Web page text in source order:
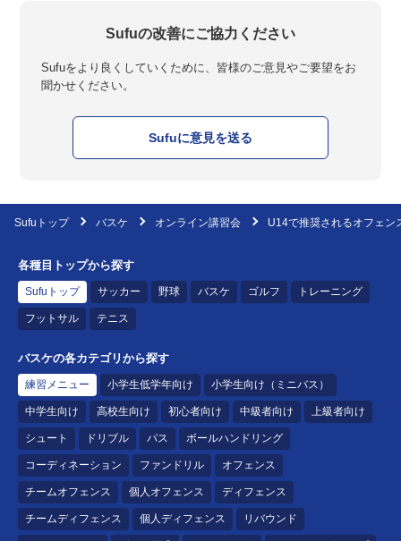
Sufuの改善にご協力ください
Sufuをより良くしていくために、皆様のご意見やご要望をお
聞かせください。
Sufuに意見を送る
Sufuトップ バスケ オンライン講習会 U14で推奨されるオフェ
各種目トップから探す
Sufuトップ サッカー 野球 バスケ ゴルフ トレーニング
フットサル テニス
バスケの各カテゴリから探す
練習メニュー 小学生低学年向け 小学生向け（ミニバス）
中学生向け 高校生向け 初心者向け 中級者向け 上級者向け
シュート ドリブル パス ボールハンドリング
コーディネーション ファンドリル オフェンス
チームオフェンス 個人オフェンス ディフェンス
チームディフェンス 個人ディフェンス リバウンド